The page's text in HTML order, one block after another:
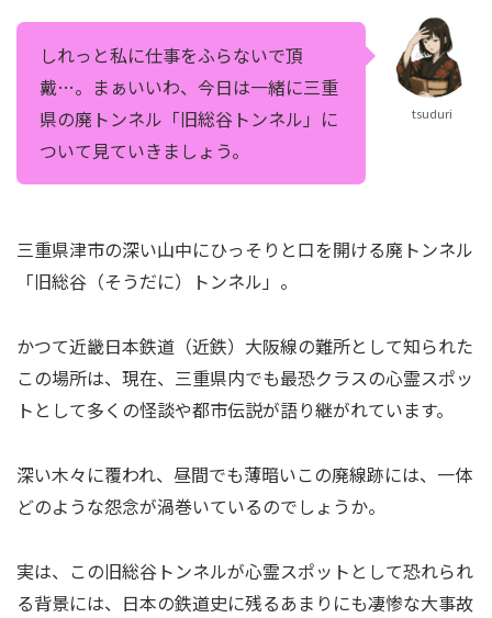
しれっと私に仕事をふらないで頂
戴…。まぁいいわ、今日は一緒に三重
県の廃トンネル「旧総谷トンネル」に
ついて見ていきましょう。
tsuduri
三重県津市の深い山中にひっそりと口を開ける廃トンネル
「旧総谷（そうだに）トンネル」。
かつて近畿日本鉄道（近鉄）大阪線の難所として知られた
この場所は、現在、三重県内でも最恐クラスの心霊スポッ
トとして多くの怪談や都市伝説が語り継がれています。
深い木々に覆われ、昼間でも薄暗いこの廃線跡には、一体
どのような怨念が渦巻いているのでしょうか。
実は、この旧総谷トンネルが心霊スポットとして恐れられ
る背景には、日本の鉄道史に残るあまりにも凄惨な大事故